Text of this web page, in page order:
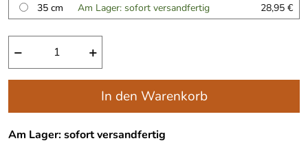
35 cm
Am Lager: sofort versandfertig 28,95 €
− +
In den Warenkorb
Am Lager: sofort versandfertig